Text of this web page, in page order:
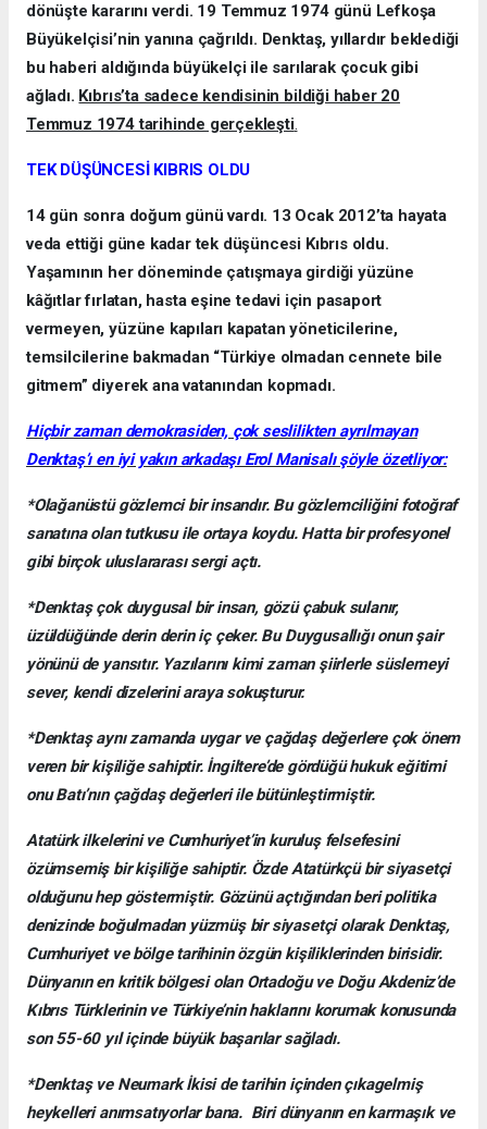
dönüşte kararını verdi. 19 Temmuz 1974 günü Lefkoşa
Büyükelçisi’nin yanına çağrıldı. Denktaş, yıllardır beklediği
bu haberi aldığında büyükelçi ile sarılarak çocuk gibi
ağladı. Kıbrıs’ta sadece kendisinin bildiği haber 20
Temmuz 1974 tarihinde gerçekleşti.
TEK DÜŞÜNCESİ KIBRIS OLDU
14 gün sonra doğum günü vardı. 13 Ocak 2012’ta hayata
veda ettiği güne kadar tek düşüncesi Kıbrıs oldu.
Yaşamının her döneminde çatışmaya girdiği yüzüne
kâğıtlar fırlatan, hasta eşine tedavi için pasaport
vermeyen, yüzüne kapıları kapatan yöneticilerine,
temsilcilerine bakmadan “Türkiye olmadan cennete bile
gitmem” diyerek ana vatanından kopmadı.
Hiçbir zaman demokrasiden, çok seslilikten ayrılmayan
Denktaş’ı en iyi yakın arkadaşı Erol Manisalı şöyle özetliyor:
*Olağanüstü gözlemci bir insandır. Bu gözlemciliğini fotoğraf
sanatına olan tutkusu ile ortaya koydu. Hatta bir profesyonel
gibi birçok uluslararası sergi açtı.
*Denktaş çok duygusal bir insan, gözü çabuk sulanır,
üzüldüğünde derin derin iç çeker. Bu Duygusallığı onun şair
yönünü de yansıtır. Yazılarını kimi zaman şiirlerle süslemeyi
sever, kendi dizelerini araya sokuşturur.
*Denktaş aynı zamanda uygar ve çağdaş değerlere çok önem
veren bir kişiliğe sahiptir. İngiltere’de gördüğü hukuk eğitimi
onu Batı’nın çağdaş değerleri ile bütünleştirmiştir.
Atatürk ilkelerini ve Cumhuriyet’in kuruluş felsefesini
özümsemiş bir kişiliğe sahiptir. Özde Atatürkçü bir siyasetçi
olduğunu hep göstermiştir. Gözünü açtığından beri politika
denizinde boğulmadan yüzmüş bir siyasetçi olarak Denktaş,
Cumhuriyet ve bölge tarihinin özgün kişiliklerinden birisidir.
Dünyanın en kritik bölgesi olan Ortadoğu ve Doğu Akdeniz’de
Kıbrıs Türklerinin ve Türkiye’nin haklarını korumak konusunda
son 55-60 yıl içinde büyük başarılar sağladı.
*Denktaş ve Neumark İkisi de tarihin içinden çıkagelmiş
heykelleri anımsatıyorlar bana. Biri dünyanın en karmaşık ve